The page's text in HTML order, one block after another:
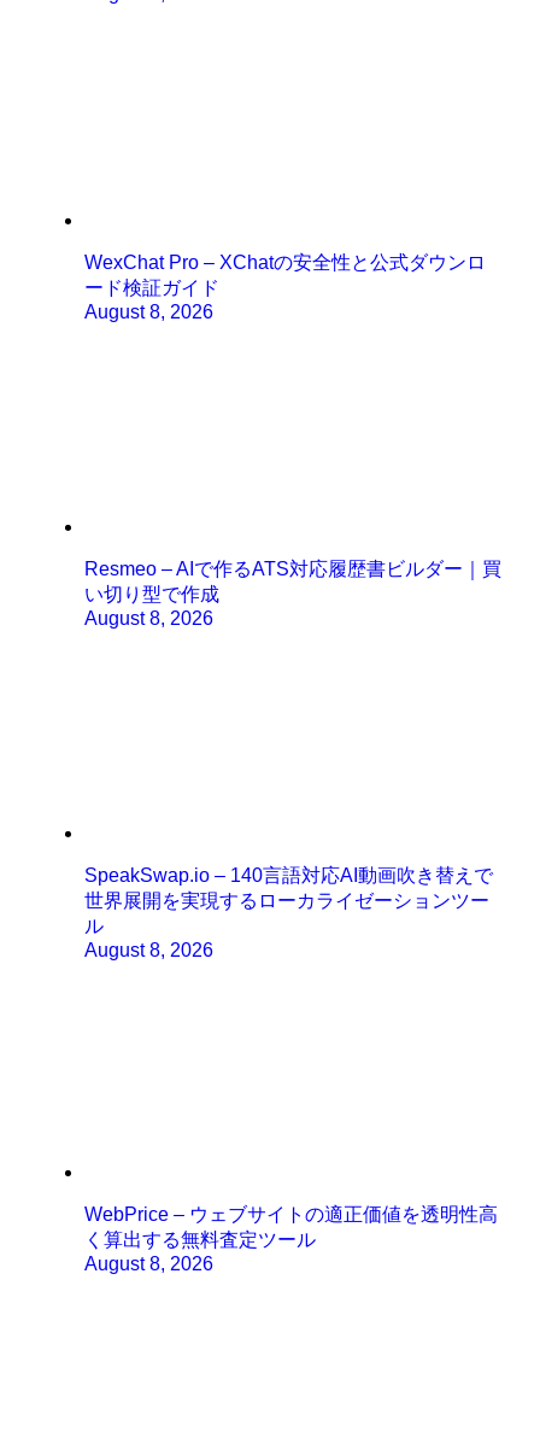
WexChat Pro – XChatの安全性と公式ダウンロ
ード検証ガイド
August 8, 2026
Resmeo – AIで作るATS対応履歴書ビルダー｜買
い切り型で作成
August 8, 2026
SpeakSwap.io – 140言語対応AI動画吹き替えで
世界展開を実現するローカライゼーションツー
ル
August 8, 2026
WebPrice – ウェブサイトの適正価値を透明性高
く算出する無料査定ツール
August 8, 2026